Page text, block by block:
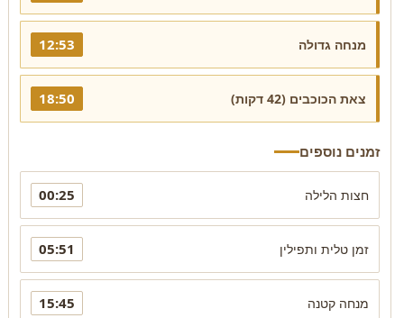
מנחה גדולה 12:53
צאת הכוכבים (42 דקות) 18:50
זמנים נוספים
חצות הלילה 00:25
זמן טלית ותפילין 05:51
מנחה קטנה 15:45